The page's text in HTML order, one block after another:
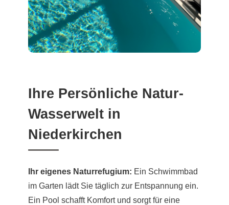
Ihre Persönliche Natur-
Wasserwelt in
Niederkirchen
Ihr eigenes Naturrefugium: Ein Schwimmbad
im Garten lädt Sie täglich zur Entspannung ein.
Ein Pool schafft Komfort und sorgt für eine